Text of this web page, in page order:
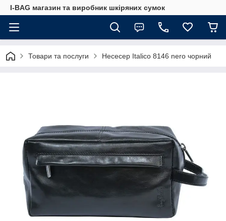
I-BAG магазин та виробник шкіряних сумок
Товари та послуги Несесер Italico 8146 nero чорний